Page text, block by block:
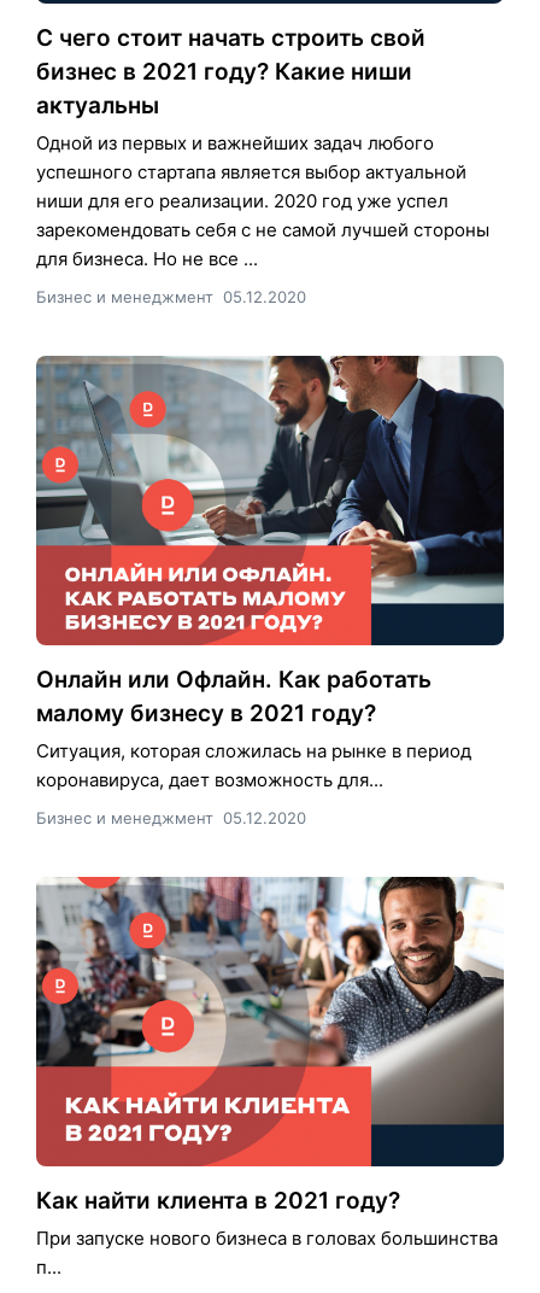
С чего стоит начать строить свой
бизнес в 2021 году? Какие ниши
актуальны
Одной из первых и важнейших задач любого
успешного стартапа является выбор актуальной
ниши для его реализации. 2020 год уже успел
зарекомендовать себя с не самой лучшей стороны
для бизнеса. Но не все ...
Бизнес и менеджмент 05.12.2020
Онлайн или Офлайн. Как работать
малому бизнесу в 2021 году?
Ситуация, которая сложилась на рынке в период
коронавируса, дает возможность для...
Бизнес и менеджмент 05.12.2020
Как найти клиента в 2021 году?
При запуске нового бизнеса в головах большинства
п...